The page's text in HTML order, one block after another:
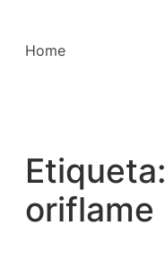
para
Home
Etiqueta:
oriflame